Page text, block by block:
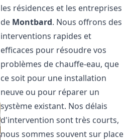
les résidences et les entreprises
de Montbard. Nous offrons des
interventions rapides et
efficaces pour résoudre vos
problèmes de chauffe-eau, que
ce soit pour une installation
neuve ou pour réparer un
système existant. Nos délais
d'intervention sont très courts,
nous sommes souvent sur place